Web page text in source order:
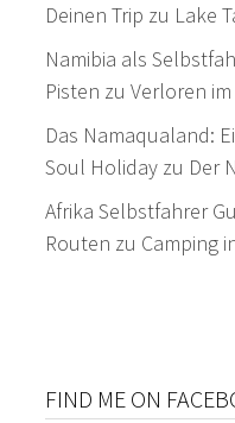
Deinen Trip zu Lake
Namibia als
Pisten zuVerloren
Das Namaqualand:
Soul Holiday zu Der
Afrika Selbstfahrer
Routen zu Camping
FIND ME ON